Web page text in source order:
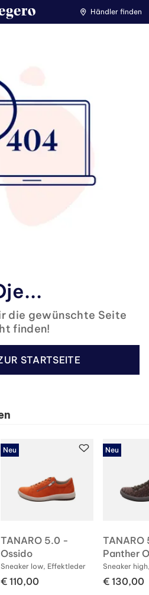
Händler finden
die gewünschte Seite
finden!
STARTSEITE
Neu
TANARO 5.0 -
Ossido
Sneaker low, Effektleder
€ 110,00
Neu
Panther
Sneaker
€ 130,00